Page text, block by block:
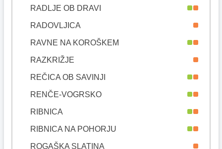
RADLJE OB DRAVI
RADOVLJICA
RAVNE NA KOROŠKEM
RAZKRIŽJE
REČICA OB SAVINJI
RENČE-VOGRSKO
RIBNICA
RIBNICA NA POHORJU
ROGAŠKA SLATINA